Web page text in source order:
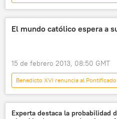
💬 Opinión y Análisis
✒️
El mundo católico espera a
15 de febrero 2013, 08:50 GMT
Benedicto XVI renuncia al Pontificado
💬 Opinión y Análisis
Experta destaca la probabilidad